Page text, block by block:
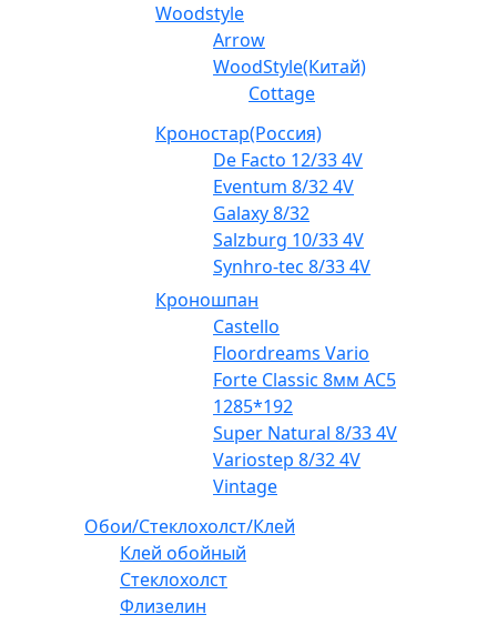
Woodstyle
Arrow
WoodStyle(Китай)
Cottage
Кроностар(Россия)
De Facto 12/33 4V
Eventum 8/32 4V
Galaxy 8/32
Salzburg 10/33 4V
Synhro-tec 8/33 4V
Кроношпан
Castello
Floordreams Vario
Forte Classic 8мм AC5
1285*192
Super Natural 8/33 4V
Variostep 8/32 4V
Vintage
Обои/Стеклохолст/Клей
Клей обойный
Стеклохолст
Флизелин